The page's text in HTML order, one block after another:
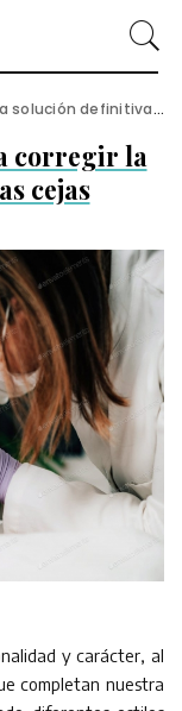
definitiva para corregir la falta de densidad en las cejas
corregir la
cejas
y carácter, al
completan nuestra